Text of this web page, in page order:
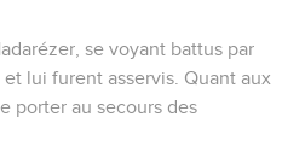
se voyant battus par
lui furent asservis. Quant aux
porter au secours des